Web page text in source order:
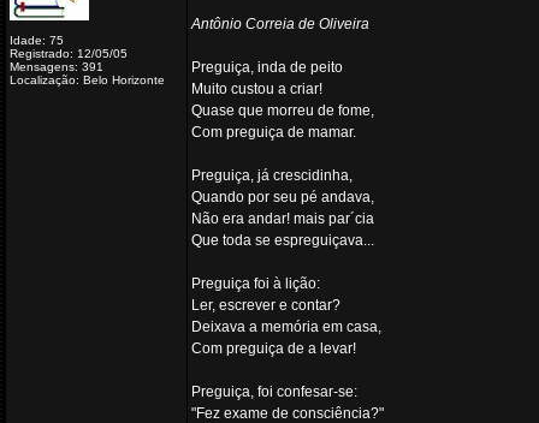
Idade: 75
Registrado: 12/05/05
Mensagens: 391
Localização: Belo Horizonte
Antônio Correia de Oliveira
Preguiça, inda de peito
Muito custou a criar!
Quase que morreu de fome,
Com preguiça de mamar.
Preguiça, já crescidinha,
Quando por seu pé andava,
Não era andar! mais par´cia
Que toda se espreguiçava...
Preguiça foi à lição:
Ler, escrever e contar?
Deixava a memória em casa,
Com preguiça de a levar!
Preguiça, foi confesar-se:
"Fez exame de consciência?"